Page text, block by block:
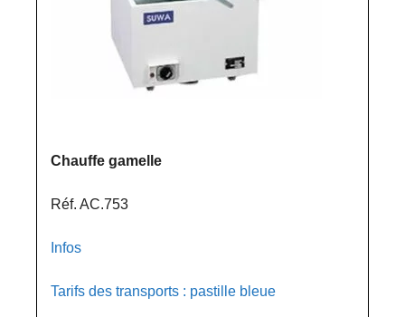
Chauffe gamelle
Réf. AC.753
Infos
Tarifs des transports : pastille bleue